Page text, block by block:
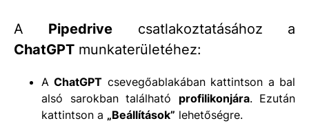
A Pipedrive csatlakoztatásához a
ChatGPT munkaterületéhez:
AChatGPT csevegőablakában kattintson a bal
alsó sarokban található profilikonjára. Ezután
kattintson a „Beállítások” lehetőségre.